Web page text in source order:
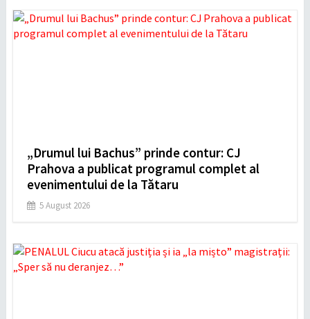
„Drumul lui Bachus” prinde contur: CJ
Prahova a publicat programul complet al
evenimentului de la Tătaru
5 August 2026